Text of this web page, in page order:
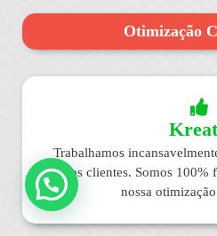
Otimização
Trabalhamos
nossos clientes. Somos 100%
nossa